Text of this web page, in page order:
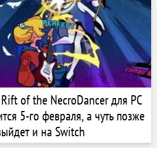
of the NecroDancer для PC
5-го февраля, а чуть позже
и на Switch